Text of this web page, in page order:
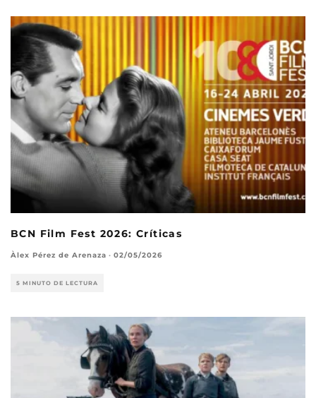
BCN Film Fest 2026: Críticas
Àlex Pérez de Arenaza · 02/05/2026
5 MINUTO DE LECTURA